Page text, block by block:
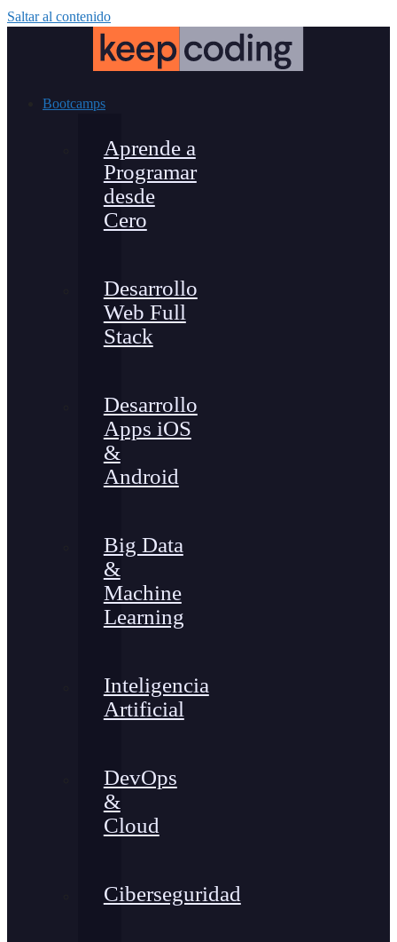
Saltar al contenido
Bootcamps
Aprende a
Programar
desde
Cero
Desarrollo
Web Full
Stack
Desarrollo
Apps iOS
&
Android
Big Data
&
Machine
Learning
Inteligencia
Artificial
DevOps
&
Cloud
Ciberseguridad